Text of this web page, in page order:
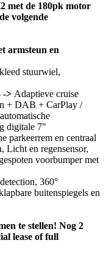
met de 180pk motor
volgende
armsteun en
stuurwiel,
-> Adaptieve cruise
+ DAB + CarPlay /
digitale 7"
parkeerrem en centraal
Licht en regensensor,
voorbumper met
360°
buitenspiegels en
te stellen! Nog 2
lease of full